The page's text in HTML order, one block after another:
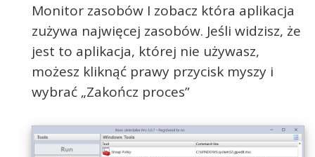
Monitor zasobów I zobacz która aplikacja
zużywa najwięcej zasobów. Jeśli widzisz, że
jest to aplikacja, której nie używasz,
możesz kliknąć prawy przycisk myszy i
wybrać „Zakończ proces”